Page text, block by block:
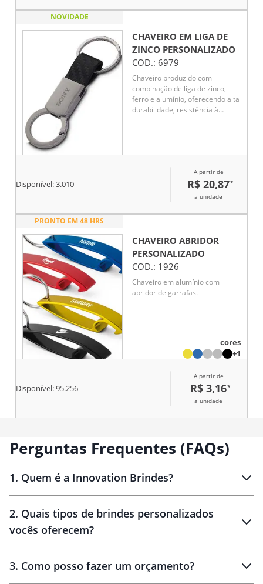
proporcionar ótima área para
marca.
NOVIDADE
CHAVEIRO EM LIGA DE
ZINCO PERSONALIZADO
COD.: 6979
Chaveiro produzido com
combinação de liga de zinco,
ferro e alumínio, oferecendo alta
durabilidade, resistência à
valor à sua marca e praticidade
Disponível:3.010
A partir de
R$ 20,87*
a unidade
PRONTO EM 48 HRS
CHAVEIRO ABRIDOR
PERSONALIZADO
COD.: 1926
Chaveiro em alumínio com
abridor de garrafas.
cores
+1
Disponível:95.256
A partir de
R$ 3,16*
a unidade
Perguntas Frequentes (FAQs)
1. Quem é a Innovation Brindes?
Brindes personalizados
2. Quais tipos de brindes personalizados
vocês oferecem?
3. Como posso fazer um orçamento?